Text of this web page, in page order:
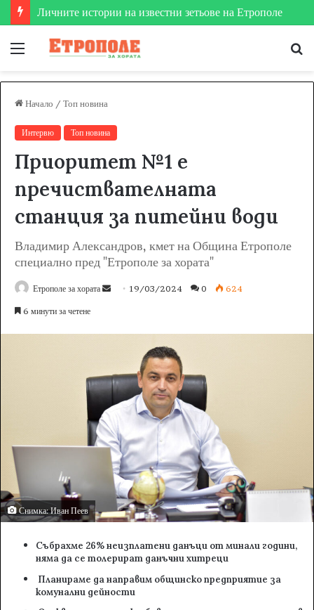
Етрополе затвърди мястото си на футболната карта
Меню
Начало / Топ новина
Интервю Топ новина
Приоритет №1 е
пречиствателната
станция за питейни води
Владимир Александров, кмет на Община Етрополе
специално пред "Етрополе за хората"
Етрополе за хората
n
e
m
i
l
19/03/2024 0 624
6 минути за четене
Снимка: Иван Пеев
Събрахме 26% неизплатени данъци от минали години,
няма да се толерират данъчни хитреци
Планираме да направим общинско предприятие за
комунални дейности